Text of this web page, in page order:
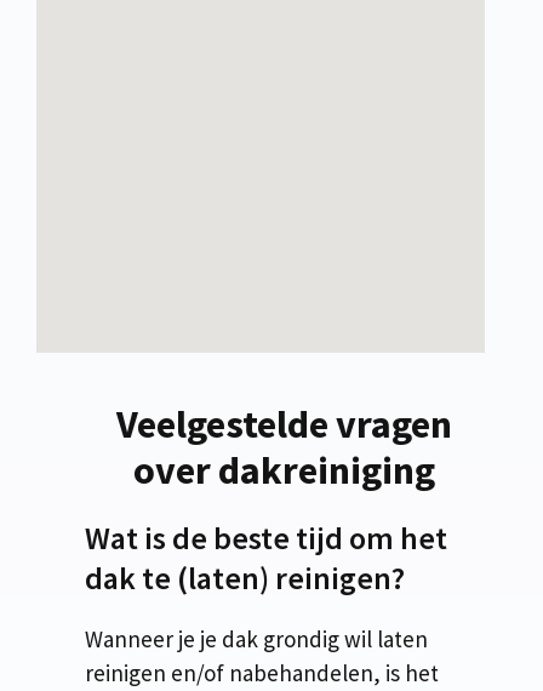
Veelgestelde vragen
over dakreiniging
Wat is de beste tijd om het
dak te (laten) reinigen?
Wanneer je je dak grondig wil laten
reinigen en/of nabehandelen, is het